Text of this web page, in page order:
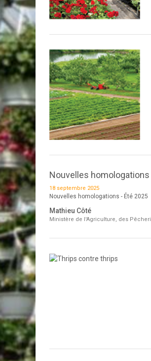
Nouvelles homologations
18 septembre 2025
Nouvelles homologations - Été 2025
Mathieu Côté
Ministère de l'Agriculture, des